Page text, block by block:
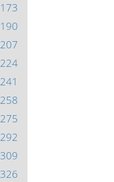
173
190
207
224
241
258
275
292
309
326